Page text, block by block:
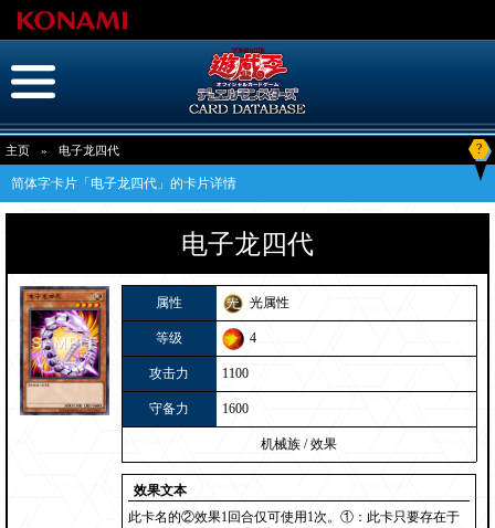
主页 » 电子龙四代 ?
简体字卡片「电子龙四代」的卡片详情
电子龙四代
属性 光属性
等级 4
攻击力 1100
守备力 1600
机械族 / 效果
效果文本
此卡名的②效果1回合仅可使用1次。①：此卡只要存在于